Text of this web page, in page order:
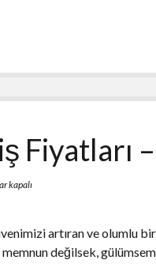
Fiyatları
kapalı
artıran ve olumlu
değilsek,